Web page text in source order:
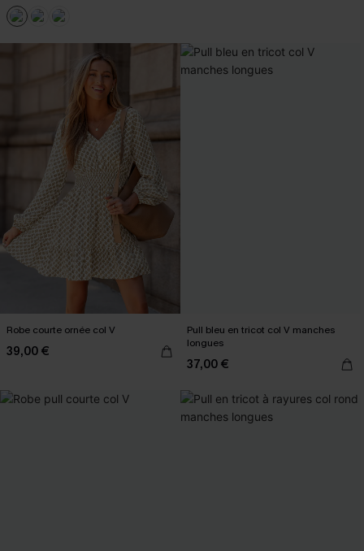
Robe courte ornée col V
39,00 €
Pull bleu en tricot col V manches
longues
37,00 €